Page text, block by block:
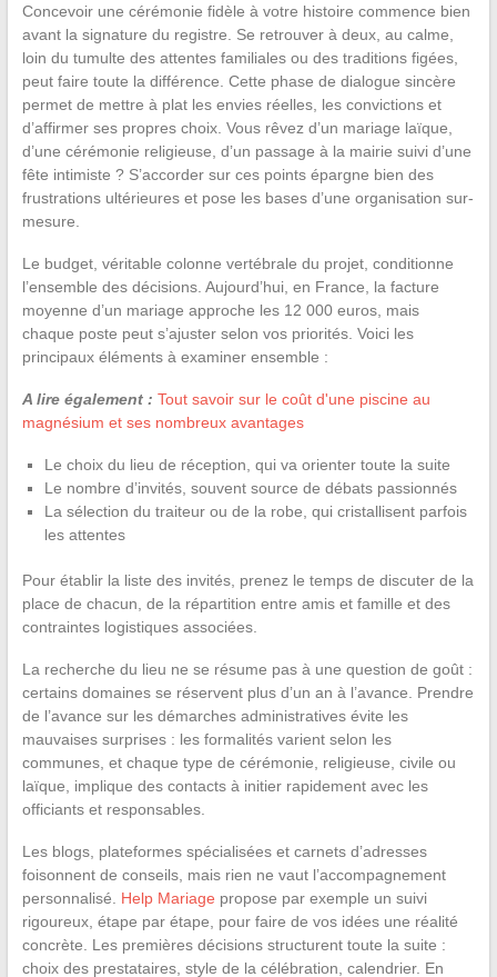
Concevoir une cérémonie fidèle à votre histoire commence bien
avant la signature du registre. Se retrouver à deux, au calme,
loin du tumulte des attentes familiales ou des traditions figées,
peut faire toute la différence. Cette phase de dialogue sincère
permet de mettre à plat les envies réelles, les convictions et
d’affirmer ses propres choix. Vous rêvez d’un mariage laïque,
d’une cérémonie religieuse, d’un passage à la mairie suivi d’une
fête intimiste ? S’accorder sur ces points épargne bien des
frustrations ultérieures et pose les bases d’une organisation sur-
mesure.
Le budget, véritable colonne vertébrale du projet, conditionne
l’ensemble des décisions. Aujourd’hui, en France, la facture
moyenne d’un mariage approche les 12 000 euros, mais
chaque poste peut s’ajuster selon vos priorités. Voici les
principaux éléments à examiner ensemble :
A lire également : Tout savoir sur le coût d'une piscine au
magnésium et ses nombreux avantages
Le choix du lieu de réception, qui va orienter toute la suite
Le nombre d’invités, souvent source de débats passionnés
La sélection du traiteur ou de la robe, qui cristallisent parfois
les attentes
Pour établir la liste des invités, prenez le temps de discuter de la
place de chacun, de la répartition entre amis et famille et des
contraintes logistiques associées.
La recherche du lieu ne se résume pas à une question de goût :
certains domaines se réservent plus d’un an à l’avance. Prendre
de l’avance sur les démarches administratives évite les
mauvaises surprises : les formalités varient selon les
communes, et chaque type de cérémonie, religieuse, civile ou
laïque, implique des contacts à initier rapidement avec les
officiants et responsables.
Les blogs, plateformes spécialisées et carnets d’adresses
foisonnent de conseils, mais rien ne vaut l’accompagnement
personnalisé. Help Mariage propose par exemple un suivi
rigoureux, étape par étape, pour faire de vos idées une réalité
concrète. Les premières décisions structurent toute la suite :
choix des prestataires, style de la célébration, calendrier. En